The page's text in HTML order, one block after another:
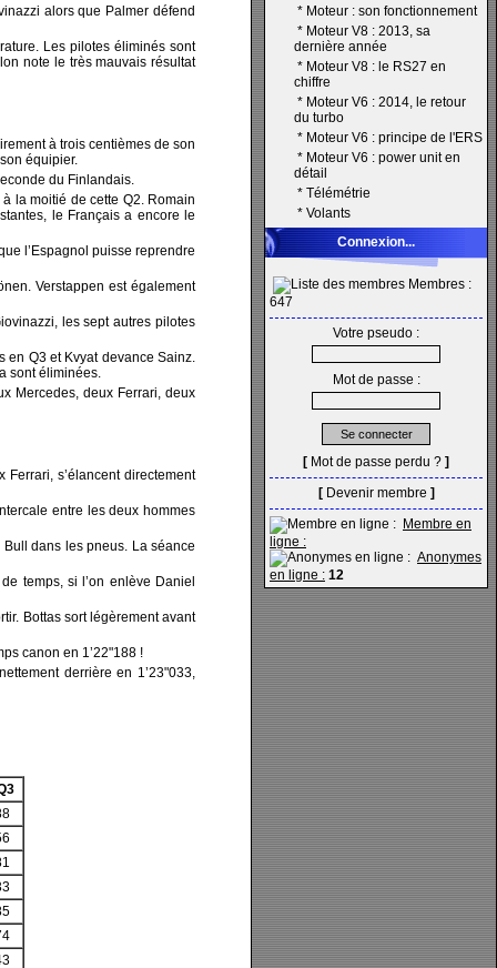
alors que Palmer défend
Les pilotes éliminés sont
note le très mauvais résultat
à trois centièmes de son
équipier.
du Finlandais.
la moitié de cette Q2. Romain
le Français a encore le
l’Espagnol puisse reprendre
Verstappen est également
les sept autres pilotes
en Q3 et Kvyat devance Sainz.
sont éliminées.
Mercedes, deux Ferrari, deux
s’élancent directement
entre les deux hommes
dans les pneus. La séance
temps, si l’on enlève Daniel
Bottas sort légèrement avant
canon en 1’22"188 !
derrière en 1’23"033,
* Moteur : son fonctionnement
* Moteur V8 : 2013, sa
dernière année
* Moteur V8 : le RS27 en
chiffre
* Moteur V6 : 2014, le retour
du turbo
* Moteur V6 : principe de l'ERS
* Moteur V6 : power unit en
détail
* Télémétrie
* Volants
Connexion...
Membres :
647
Votre pseudo :
Mot de passe :
[ Mot de passe perdu ? ]
[ Devenir membre ]
Membre en
ligne :
Anonymes
en ligne : 12